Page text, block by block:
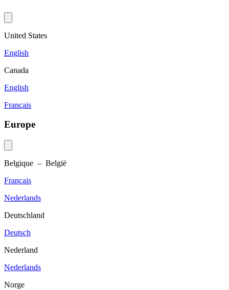
United States
English
Canada
English
Français
Europe
Belgique – België
Français
Nederlands
Deutschland
Deutsch
Nederland
Nederlands
Norge